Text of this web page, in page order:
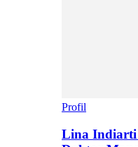
Profil
Lina Indiarti